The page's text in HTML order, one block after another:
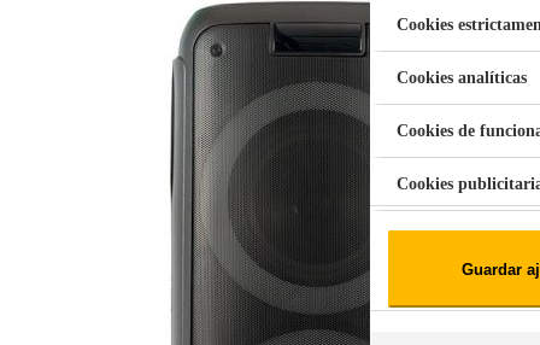
Aspiradora Quitamanchas 450W
Cookies
Cookies analíticas
Cookies de
Cookies
Guardar